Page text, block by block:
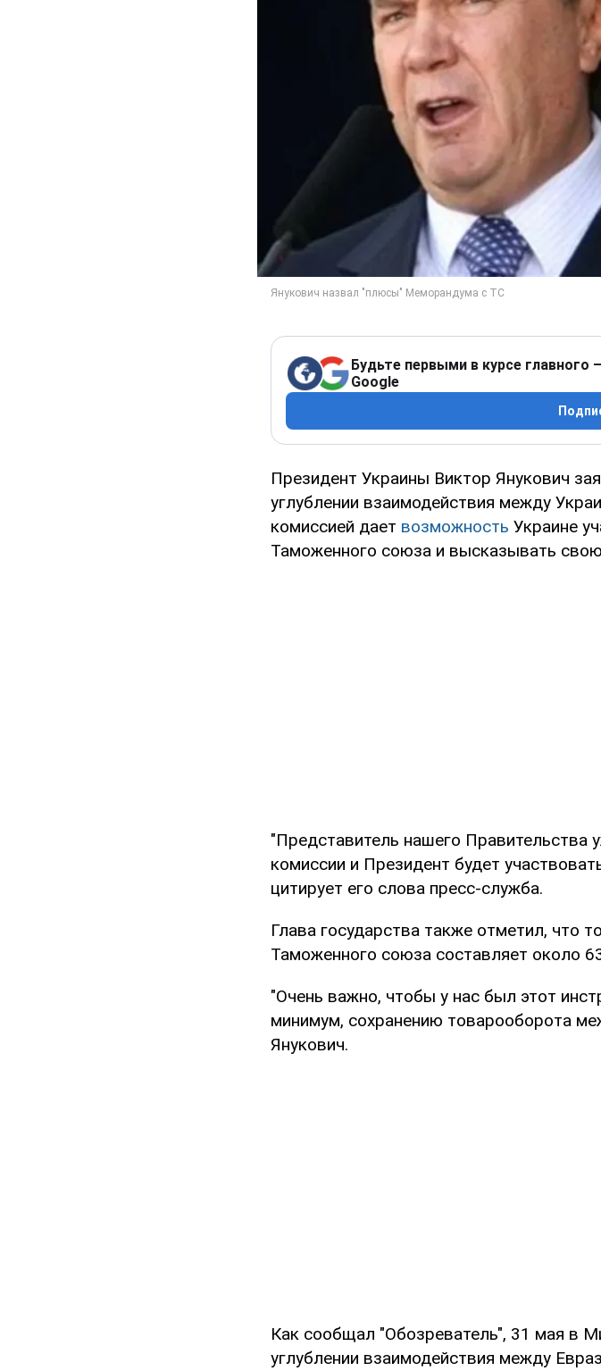
Будьте первыми в курсе главного
Google
Президент Украины Виктор Янукович
углублении взаимодействия между
комиссией дает возможность Украине
Таможенного союза и высказывать свою
"Представитель нашего Правительства
комиссии и Президент будет
цитирует его слова пресс-служба.
Глава государства также отметил, что
Таможенного союза составляет около
"Очень важно, чтобы у нас был этот
минимум, сохранению товарооборота
Янукович.
Как сообщал "Обозреватель", 31 мая в
углублении взаимодействия между